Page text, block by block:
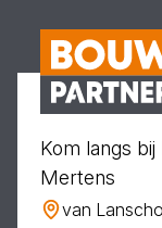
Kom langs
Mertens
van